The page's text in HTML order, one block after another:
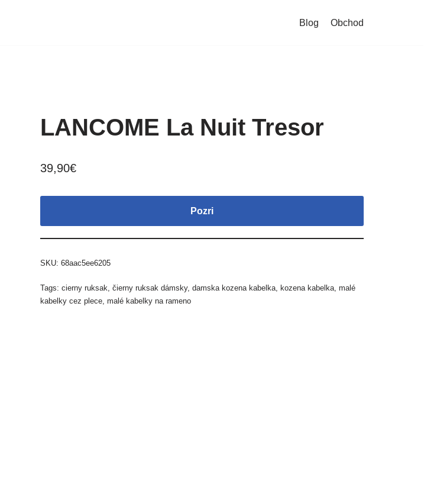
Blog Obchod
LANCOME La Nuit Tresor
39,90€
Pozri
SKU: 68aac5ee6205
Tags: cierny ruksak, čierny ruksak dámsky, damska kozena kabelka, kozena kabelka, malé
kabelky cez plece, malé kabelky na rameno